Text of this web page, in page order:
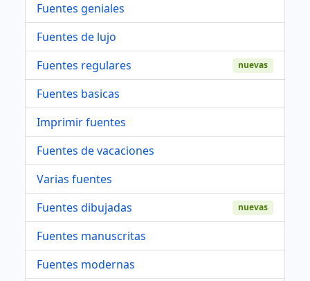
Fuentes geniales
Fuentes de lujo
Fuentes regulares
nuevas
Fuentes basicas
Imprimir fuentes
Fuentes de vacaciones
Varias fuentes
Fuentes dibujadas
nuevas
Fuentes manuscritas
Fuentes modernas